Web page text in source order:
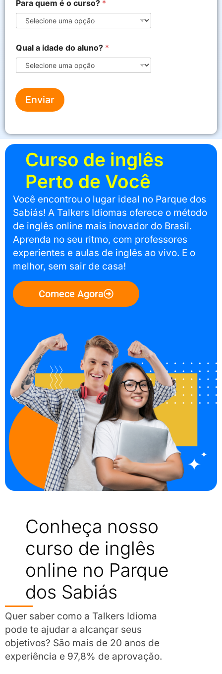
*
c
s
o
?
Para quem é o curso? *
Qual a idade do aluno? *
Enviar
Curso de inglês
Perto de Você
Você encontrou o lugar ideal no Parque dos
Sabiás! A Talkers Idiomas oferece o método
de inglês online mais inovador do Brasil.
Aprenda no seu ritmo, com professores
experientes e aulas de inglês ao vivo. E o
melhor, sem sair de casa!
Comece Agora
Conheça nosso
curso de inglês
online no Parque
dos Sabiás
Quer saber como a Talkers Idioma
pode te ajudar a alcançar seus
objetivos? São mais de 20 anos de
experiência e 97,8% de aprovação.